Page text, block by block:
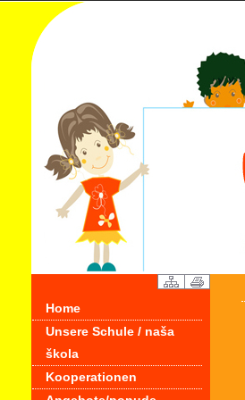
Home
Unsere Schule / naša
škola
Kooperationen